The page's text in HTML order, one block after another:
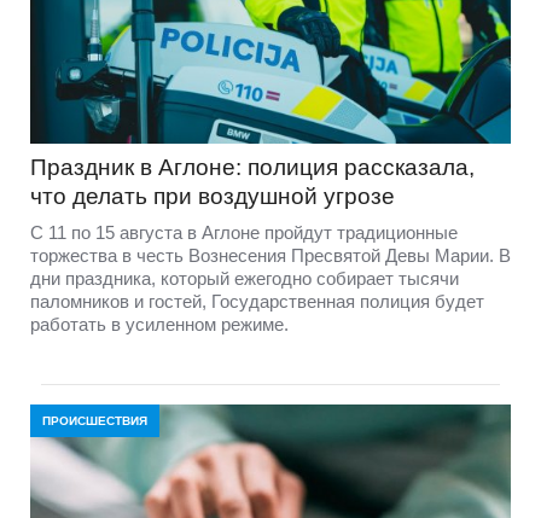
Праздник в Аглоне: полиция рассказала,
что делать при воздушной угрозе
С 11 по 15 августа в Аглоне пройдут традиционные
торжества в честь Вознесения Пресвятой Девы Марии. В
дни праздника, который ежегодно собирает тысячи
паломников и гостей, Государственная полиция будет
работать в усиленном режиме.
ПРОИСШЕСТВИЯ